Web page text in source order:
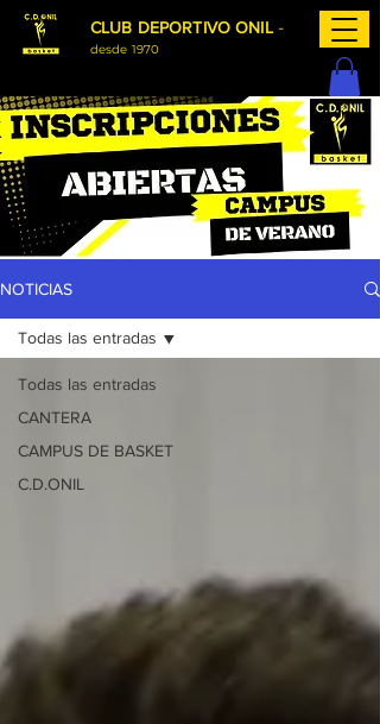
CLUB DEPORTIVO ONIL -
desde 1970
NOTICIAS
Todas las entradas
CANTERA
CAMPUS DE BASKET
C.D.ONIL
Todas las entradas